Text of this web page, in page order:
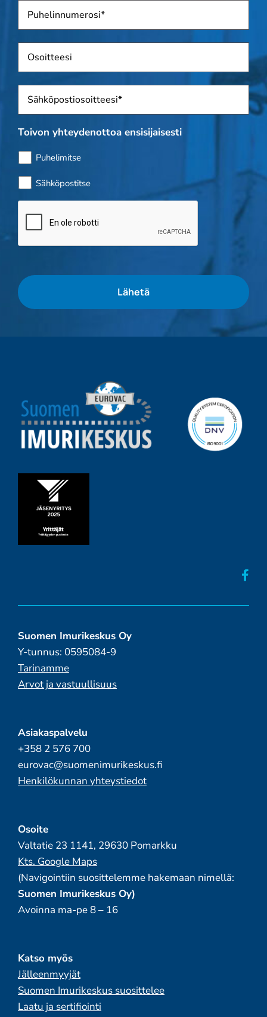
Puhelin *
Osoite
Sposti *
Toivon yhteydenottoa ensisijaisesti
Puhelimitse
Sähköpostitse
Suomen Imurikeskus Oy
Y-tunnus: 0595084-9
Tarinamme
Arvot ja vastuullisuus
Asiakaspalvelu
+358 2 576 700
eurovac@suomenimurikeskus.fi
Henkilökunnan yhteystiedot
Osoite
Valtatie 23 1141, 29630 Pomarkku
Kts. Google Maps
(Navigointiin suosittelemme hakemaan nimellä:
Suomen Imurikeskus Oy)
Avoinna ma-pe 8 – 16
Katso myös
Jälleenmyyjät
Suomen Imurikeskus suosittelee
Laatu ja sertifiointi